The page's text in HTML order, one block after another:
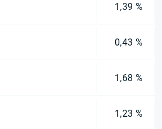
1,39 %
0,43 %
1,68 %
1,23 %